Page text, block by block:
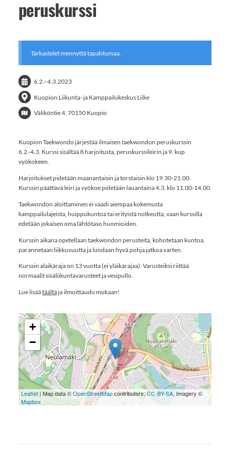
peruskurssi
Tarkastelet mennyttä tapahtumaa.
6.2.–4.3.2023
Kuopion Liikunta- ja Kamppailukeskus Liike
Väliköntie 4, 70150 Kuopio
Kuopion Taekwondo järjestää ilmaisen taekwondon peruskurssin
6.2.-4.3. Kurssi sisältää 8 harjoitusta, peruskurssileirin ja 9. kup
vyökokeen.
Harjoitukset pidetään maanantaisin ja torstaisin klo 19.30-21.00.
Kurssin päättävä leiri ja vyökoe pidetään lauantaina 4.3. klo 11.00-14.00.
Taekwondon aloittaminen ei vaadi aiempaa kokemusta
kamppailulajeista, huippukuntoa tai erityistä notkeutta, vaan kurssilla
edetään jokaisen oma lähtötaso huomioiden.
Kurssin aikana opetellaan taekwondon perusteita, kohotetaan kuntoa,
parannetaan liikkuvuutta ja luodaan hyvä pohja jatkoa varten.
Kurssin alaikäraja on 13 vuotta (ei yläikärajaa). Varusteiksi riittää
normaalit sisäliikuntavarusteet ja vesipullo.
Lue lisäätäältäja ilmoittaudu mukaan!
+
−
Leaflet| Map data ©OpenStreetMapcontributors,CC-BY-SA, Imagery ©
Mapbox